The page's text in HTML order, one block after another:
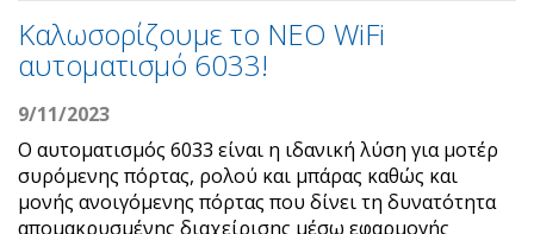
Καλωσορίζουμε το ΝΕΟ WiFi
αυτοματισμό 6033!
9/11/2023
Ο αυτοματισμός 6033 είναι η ιδανική λύση για μοτέρ
συρόμενης πόρτας, ρολού και μπάρας καθώς και
μονής ανοιγόμενης πόρτας που δίνει τη δυνατότητα
απομακρυσμένης διαχείρισης μέσω εφαρμογής